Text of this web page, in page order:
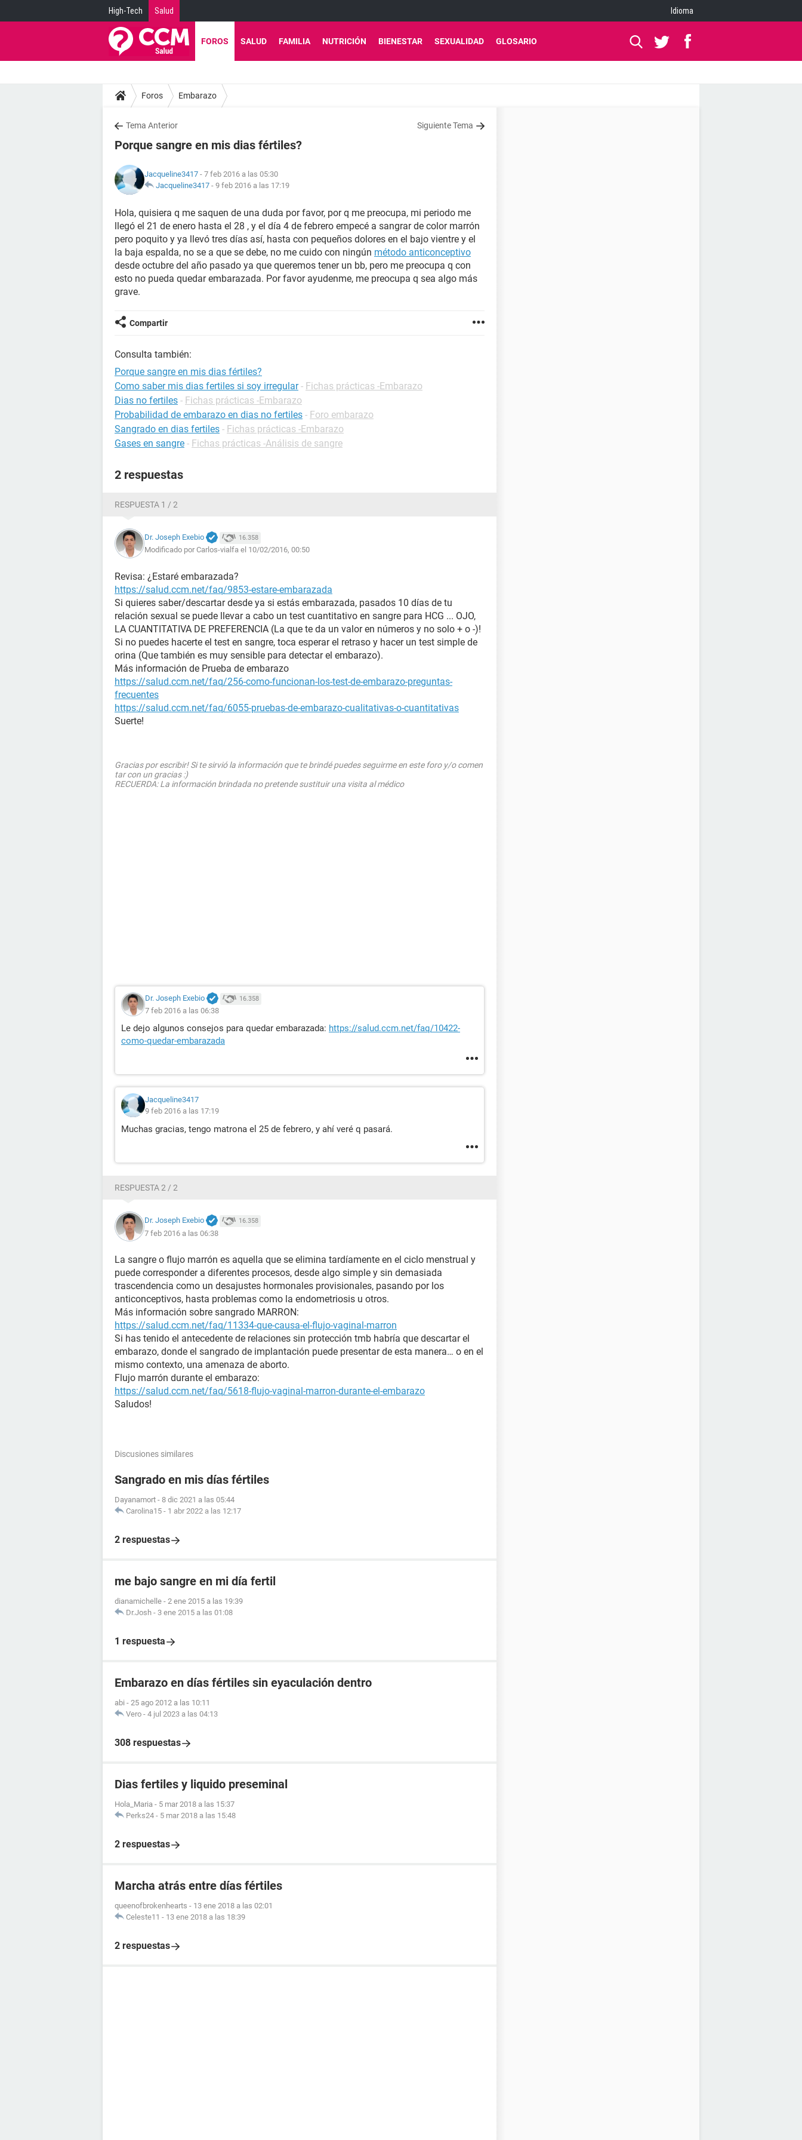
High-Tech Salud Idioma
FOROS SALUD FAMILIA NUTRICIÓN BIENESTAR SEXUALIDAD GLOSARIO
Foros Embarazo
Tema Anterior Siguiente Tema
Porque sangre en mis dias fértiles?
Jacqueline3417 - 7 feb 2016 a las 05:30
Jacqueline3417 - 9 feb 2016 a las 17:19
Hola, quisiera q me saquen de una duda por favor, por q me preocupa, mi periodo me
llegó el 21 de enero hasta el 28 , y el día 4 de febrero empecé a sangrar de color marrón
pero poquito y ya llevó tres días así, hasta con pequeños dolores en el bajo vientre y el
la baja espalda, no se a que se debe, no me cuido con ningún método anticonceptivo
desde octubre del año pasado ya que queremos tener un bb, pero me preocupa q con
esto no pueda quedar embarazada. Por favor ayudenme, me preocupa q sea algo más
grave.
Compartir
Consulta también:
Porque sangre en mis dias fértiles?
Como saber mis dias fertiles si soy irregular - Fichas prácticas -Embarazo
Dias no fertiles - Fichas prácticas -Embarazo
Probabilidad de embarazo en dias no fertiles - Foro embarazo
Sangrado en dias fertiles - Fichas prácticas -Embarazo
Gases en sangre - Fichas prácticas -Análisis de sangre
2 respuestas
RESPUESTA 1 / 2
Dr. Joseph Exebio 16.358
Modificado por Carlos-vialfa el 10/02/2016, 00:50
Revisa: ¿Estaré embarazada?
https://salud.ccm.net/faq/9853-estare-embarazada
Si quieres saber/descartar desde ya si estás embarazada, pasados 10 días de tu
relación sexual se puede llevar a cabo un test cuantitativo en sangre para HCG ... OJO,
LA CUANTITATIVA DE PREFERENCIA (La que te da un valor en números y no solo + o -)!
Si no puedes hacerte el test en sangre, toca esperar el retraso y hacer un test simple de
orina (Que también es muy sensible para detectar el embarazo).
Más información de Prueba de embarazo
https://salud.ccm.net/faq/256-como-funcionan-los-test-de-embarazo-preguntas-
frecuentes
https://salud.ccm.net/faq/6055-pruebas-de-embarazo-cualitativas-o-cuantitativas
Suerte!
Gracias por escribir! Si te sirvió la información que te brindé puedes seguirme en este foro y/o comen
tar con un gracias :)
RECUERDA: La información brindada no pretende sustituir una visita al médico
Dr. Joseph Exebio 16.358
7 feb 2016 a las 06:38
Le dejo algunos consejos para quedar embarazada: https://salud.ccm.net/faq/10422-
como-quedar-embarazada
Jacqueline3417
9 feb 2016 a las 17:19
Muchas gracias, tengo matrona el 25 de febrero, y ahí veré q pasará.
RESPUESTA 2 / 2
Dr. Joseph Exebio 16.358
7 feb 2016 a las 06:38
La sangre o flujo marrón es aquella que se elimina tardíamente en el ciclo menstrual y
puede corresponder a diferentes procesos, desde algo simple y sin demasiada
trascendencia como un desajustes hormonales provisionales, pasando por los
anticonceptivos, hasta problemas como la endometriosis u otros.
Más información sobre sangrado MARRON:
https://salud.ccm.net/faq/11334-que-causa-el-flujo-vaginal-marron
Si has tenido el antecedente de relaciones sin protección tmb habría que descartar el
embarazo, donde el sangrado de implantación puede presentar de esta manera… o en el
mismo contexto, una amenaza de aborto.
Flujo marrón durante el embarazo:
https://salud.ccm.net/faq/5618-flujo-vaginal-marron-durante-el-embarazo
Saludos!
Discusiones similares
Sangrado en mis días fértiles
Dayanamort - 8 dic 2021 a las 05:44
Carolina15 - 1 abr 2022 a las 12:17
2 respuestas
me bajo sangre en mi día fertil
dianamichelle - 2 ene 2015 a las 19:39
Dr.Josh - 3 ene 2015 a las 01:08
1 respuesta
Embarazo en días fértiles sin eyaculación dentro
abi - 25 ago 2012 a las 10:11
Vero - 4 jul 2023 a las 04:13
308 respuestas
Dias fertiles y liquido preseminal
Hola_Maria - 5 mar 2018 a las 15:37
Perks24 - 5 mar 2018 a las 15:48
2 respuestas
Marcha atrás entre días fértiles
queenofbrokenhearts - 13 ene 2018 a las 02:01
Celeste11 - 13 ene 2018 a las 18:39
2 respuestas